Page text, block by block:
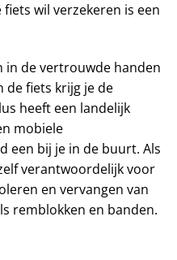
wil verzekeren is een
in de vertrouwde handen
de fiets krijg je de
heeft een landelijk
mobiele
een bij je in de buurt. Als
verantwoordelijk voor
en vervangen van
remblokken en banden.